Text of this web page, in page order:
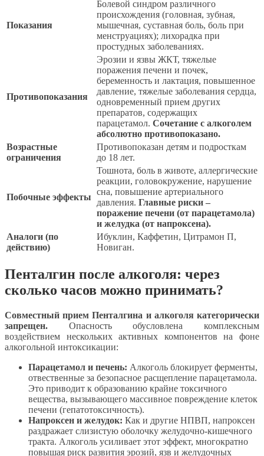
Показания
Болевой синдром различного
происхождения (головная, зубная,
мышечная, суставная боль, боль при
менструациях); лихорадка при
простудных заболеваниях.
Противопоказания
Эрозии и язвы ЖКТ, тяжелые
поражения печени и почек,
беременность и лактация, повышенное
давление, тяжелые заболевания сердца,
одновременный прием других
препаратов, содержащих
парацетамол. Сочетание с алкоголем
абсолютно противопоказано.
Возрастные
ограничения
Противопоказан детям и подросткам
до 18 лет.
Побочные эффекты
Тошнота, боль в животе, аллергические
реакции, головокружение, нарушение
сна, повышение артериального
давления. Главные риски –
поражение печени (от парацетамола)
и желудка (от напроксена).
Аналоги (по
действию)
Ибуклин, Каффетин, Цитрамон П,
Новиган.
Пенталгин после алкоголя: через
сколько часов можно принимать?
Совместный прием Пенталгина и алкоголя категорически
запрещен. Опасность обусловлена комплексным
воздействием нескольких активных компонентов на фоне
алкогольной интоксикации:
Парацетамол и печень: Алкоголь блокирует ферменты,
отвественные за безопасное расщепление парацетамола.
Это приводит к образованию крайне токсичного
вещества, вызывающего массивное повреждение клеток
печени (гепатотоксичность).
Напроксен и желудок: Как и другие НПВП, напроксен
раздражает слизистую оболочку желудочно-кишечного
тракта. Алкоголь усиливает этот эффект, многократно
повышая риск развития эрозий, язв и желудочных